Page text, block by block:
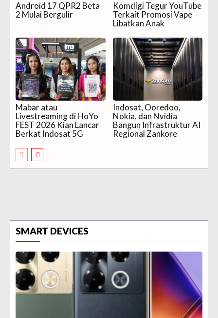
Android 17 QPR2 Beta
2 Mulai Bergulir
Komdigi Tegur YouTube
Terkait Promosi Vape
Libatkan Anak
Mabar atau
Livestreaming di HoYo
FEST 2026 Kian Lancar
Berkat Indosat 5G
Indosat, Ooredoo,
Nokia, dan Nvidia
Bangun Infrastruktur AI
Regional Zankore
SMART DEVICES